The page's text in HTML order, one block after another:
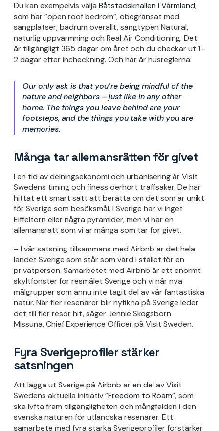
Du kan exempelvis välja Båtstadsknallen i Värmland,
som har ”open roof bedrom”, obegränsat med
sängplatser, badrum överallt, sängtypen Natural,
naturlig uppvärmning och Real Air Conditioning. Det
är tillgängligt 365 dagar om året och du checkar ut 1-
2 dagar efter incheckning. Och här är husreglerna:
Our only ask is that you’re being mindful of the
nature and neighbors – just like in any other
home. The things you leave behind are your
footsteps, and the things you take with you are
memories.
Många tar allemansrätten för givet
I en tid av delningsekonomi och urbanisering är Visit
Swedens timing och finess oerhört träffsäker. De har
hittat ett smart sätt att berätta om det som är unikt
för Sverige som besöksmål. I Sverige har vi inget
Eiffeltorn eller några pyramider, men vi har en
allemansrätt som vi är många som tar för givet.
– I vår satsning tillsammans med Airbnb är det hela
landet Sverige som står som värd i stället för en
privatperson. Samarbetet med Airbnb är ett enormt
skyltfönster för resmålet Sverige och vi når nya
målgrupper som ännu inte tagit del av vår fantastiska
natur. När fler resenärer blir nyfikna på Sverige leder
det till fler resor hit, säger Jennie Skogsborn
Missuna, Chief Experience Officer på Visit Sweden.
Fyra Sverigeprofiler stärker
satsningen
Att lägga ut Sverige på Airbnb är en del av Visit
Swedens aktuella initiativ”Freedom to Roam”, som
ska lyfta fram tillgängligheten och mångfalden i den
svenska naturen för utländska resenärer. Ett
samarbete med fyra starka Sverigeprofiler förstärker